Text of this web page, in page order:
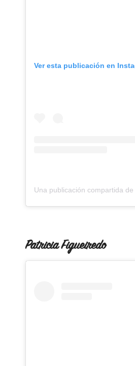
Ver esta publicación en
Patricia Figueiredo